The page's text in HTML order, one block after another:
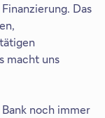
Das
macht uns
noch immer